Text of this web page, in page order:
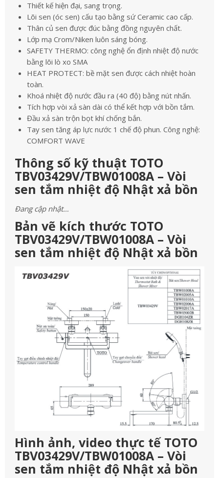
Thiết kế hiện đại, sang trọng.
Lõi sen (óc sen) cấu tạo bằng sứ Ceramic cao cấp.
Thân củ sen được đúc bằng đồng nguyên chất.
Lớp mạ Crom/Niken luôn sáng bóng.
SAFETY THERMO: công nghệ ổn định nhiệt độ nước
bằng lõi lò xo SMA
HEAT PROTECT: bề mặt sen được cách nhiệt hoàn
toàn.
Khoá nhiệt độ nước đầu ra (40 độ) bằng nút nhấn.
Tích hợp vòi xả sàn dài có thể kết hợp với bồn tắm.
Đầu xả sàn trộn bọt khí chống bắn.
Tay sen tăng áp lực nước 1 chế độ phun. Công nghệ:
COMFORT WAVE
Thông số kỹ thuật TOTO
TBV03429V/TBW01008A – Vòi
sen tắm nhiệt độ Nhật xả bồn
Đang cập nhật…
Bản vẽ kích thước TOTO
TBV03429V/TBW01008A – Vòi
sen tắm nhiệt độ Nhật xả bồn
Hình ảnh, video thực tế TOTO
TBV03429V/TBW01008A – Vòi
sen tắm nhiệt độ Nhật xả bồn